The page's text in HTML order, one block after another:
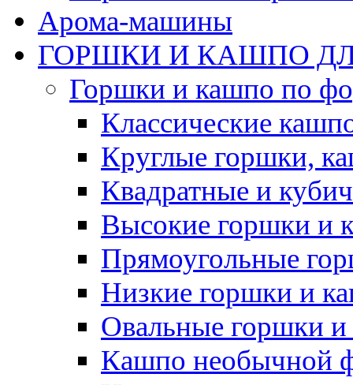
Арома-машины
ГОРШКИ И КАШПО
Горшки и кашпо по
Классические
Круглые горшки,
Квадратные и
Высокие горшки и
Прямоугольные
Низкие горшки и
Овальные горшки
Кашпо необычной